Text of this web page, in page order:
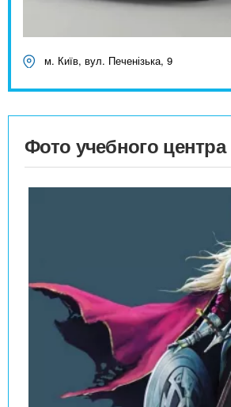
м. Київ, вул. Печенізька, 9
Фото учебного центра